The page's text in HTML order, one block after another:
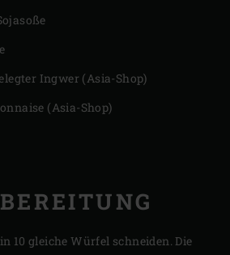
Ingwer (Asia-Shop)
(Asia-Shop)
10 gleiche Würfel schneiden. Die